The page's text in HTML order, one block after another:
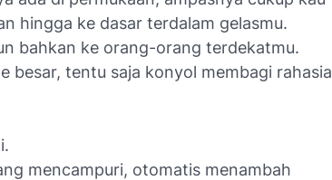
hingga ke dasar terdalam gelasmu.
bahkan ke orang-orang terdekatmu.
besar, tentu saja konyol membagi rahasia
mencampuri, otomatis menambah